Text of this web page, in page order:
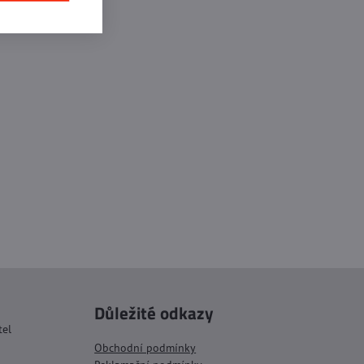
Důležité odkazy
Obchodní podmínky